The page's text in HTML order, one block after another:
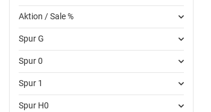
Aktion / Sale %
Spur G
Spur 0
Spur 1
Spur H0